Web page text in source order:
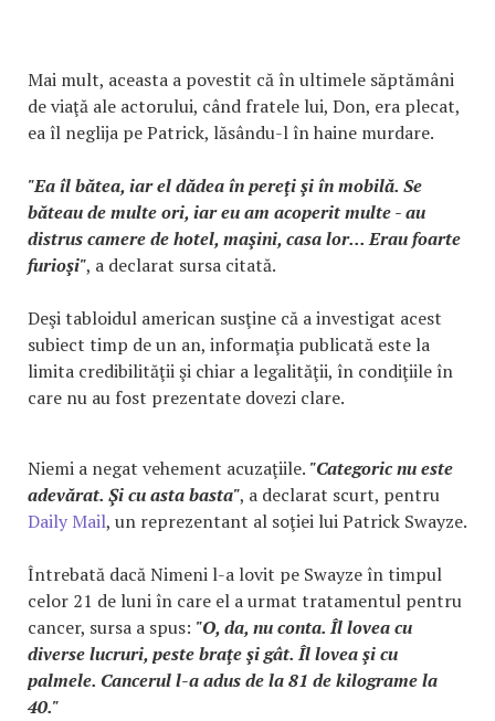
Mai mult, aceasta a povestit că în ultimele săptămâni
de viaţă ale actorului, când fratele lui, Don, era plecat,
ea îl neglija pe Patrick, lăsându-l în haine murdare.
"Ea îl bătea, iar el dădea în pereţi şi în mobilă. Se
băteau de multe ori, iar eu am acoperit multe - au
distrus camere de hotel, maşini, casa lor... Erau foarte
furioşi", a declarat sursa citată.
Deşi tabloidul american susţine că a investigat acest
subiect timp de un an, informaţia publicată este la
limita credibilităţii şi chiar a legalităţii, în condiţiile în
care nu au fost prezentate dovezi clare.
Niemi a negat vehement acuzaţiile. "Categoric nu este
adevărat. Şi cu asta basta", a declarat scurt, pentru
Daily Mail, un reprezentant al soţiei lui Patrick Swayze.
Întrebată dacă Nimeni l-a lovit pe Swayze în timpul
celor 21 de luni în care el a urmat tratamentul pentru
cancer, sursa a spus: "O, da, nu conta. Îl lovea cu
diverse lucruri, peste braţe şi gât. Îl lovea şi cu
palmele. Cancerul l-a adus de la 81 de kilograme la
40."